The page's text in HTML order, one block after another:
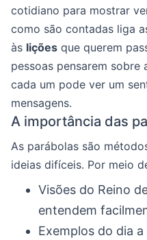
cotidiano para mostrar
como são contadas liga
às lições que querem
pessoas pensarem sobre
cada um pode ver um
mensagens.
A importância das
As parábolas são
ideias difíceis. Por meio
Visões do Reino
entendem
Exemplos do dia